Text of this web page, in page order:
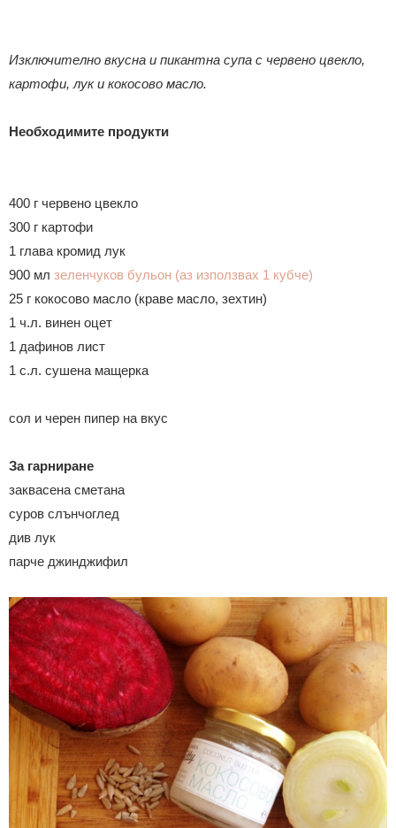
Изключително вкусна и пикантна супа с червено цвекло,
картофи, лук и кокосово масло.
Необходимите продукти
400 г червено цвекло
300 г картофи
1 глава кромид лук
900 мл зеленчуков бульон (аз използвах 1 кубче)
25 г кокосово масло (краве масло, зехтин)
1 ч.л. винен оцет
1 дафинов лист
1 с.л. сушена мащерка
сол и черен пипер на вкус
За гарниране
заквасена сметана
суров слънчоглед
див лук
парче джинджифил